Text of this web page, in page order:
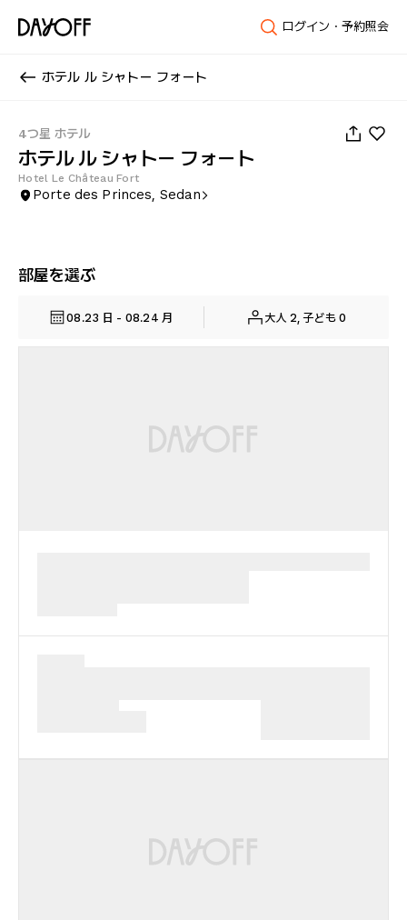
ログイン・予約照会
ホテル ル シャトー フォート
4つ星 ホテル
ホテル ル シャトー フォート
Hotel Le Château Fort
Porte des Princes, Sedan
部屋を選ぶ
08.23 日 - 08.24 月 大人 2, 子ども 0